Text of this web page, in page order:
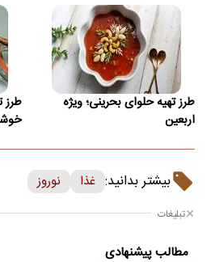
طرز تهیه حلوای بحرینی؛ ویژه
اربعین
طرز
بیشتر بدانید: غذا نوروز
تبلیغات
مطالب پیشنهادی